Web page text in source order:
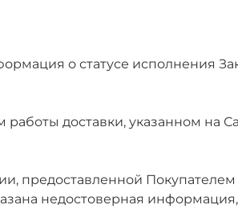
о статусе исполнения
работы доставки, указанном на
предоставленной
недостоверная